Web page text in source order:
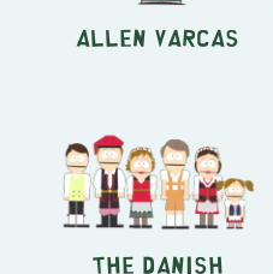
Allen Varcas
The Danish